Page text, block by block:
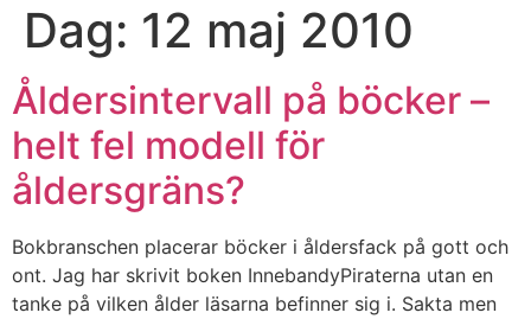
Dag: 12 maj 2010
Åldersintervall på böcker –
helt fel modell för
åldersgräns?
Bokbranschen placerar böcker i åldersfack på gott och
ont. Jag har skrivit boken InnebandyPiraterna utan en
tanke på vilken ålder läsarna befinner sig i. Sakta men